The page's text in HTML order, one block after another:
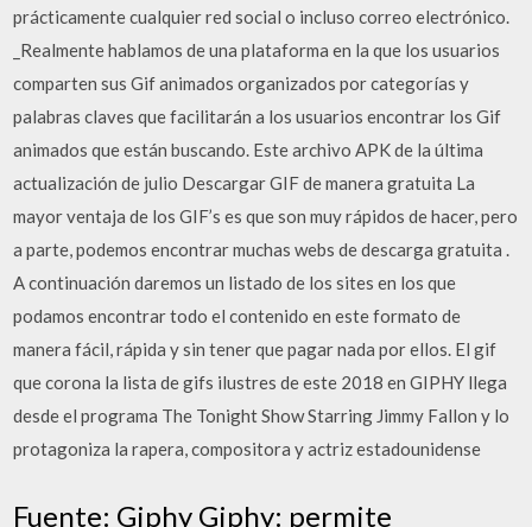
prácticamente cualquier red social o incluso correo electrónico.
_Realmente hablamos de una plataforma en la que los usuarios
comparten sus Gif animados organizados por categorías y
palabras claves que facilitarán a los usuarios encontrar los Gif
animados que están buscando. Este archivo APK de la última
actualización de julio Descargar GIF de manera gratuita La
mayor ventaja de los GIF’s es que son muy rápidos de hacer, pero
a parte, podemos encontrar muchas webs de descarga gratuita .
A continuación daremos un listado de los sites en los que
podamos encontrar todo el contenido en este formato de
manera fácil, rápida y sin tener que pagar nada por ellos. El gif
que corona la lista de gifs ilustres de este 2018 en GIPHY llega
desde el programa The Tonight Show Starring Jimmy Fallon y lo
protagoniza la rapera, compositora y actriz estadounidense
Fuente: Giphy Giphy: permite